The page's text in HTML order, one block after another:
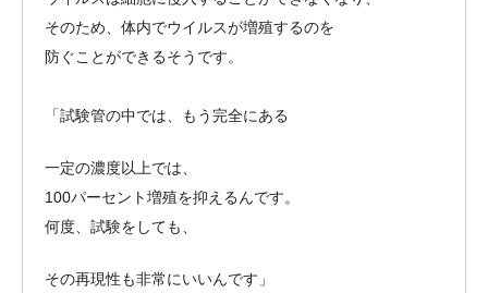
そのため、体内でウイルスが増殖するのを
防ぐことができるそうです。
「試験管の中では、もう完全にある
一定の濃度以上では、
100パーセント増殖を抑えるんです。
何度、試験をしても、
その再現性も非常にいいんです」